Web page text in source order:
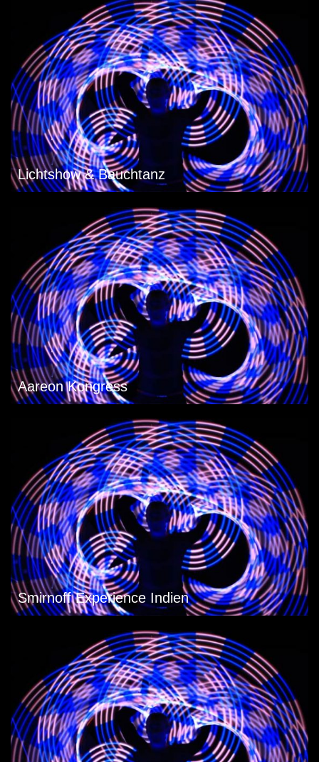
Lichtshow & Bauchtanz
Aareon Kongress
Smirnoff Experience Indien